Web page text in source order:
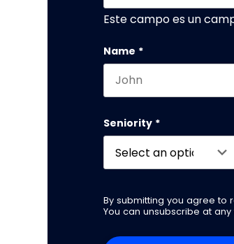
Este campo es un
Name *
Seniority *
By submitting you agree to
You can unsubscribe at any